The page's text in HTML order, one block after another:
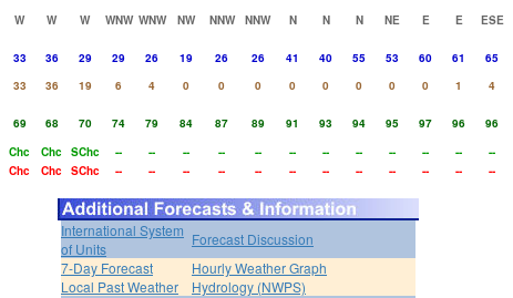
W W W WNW WNW NW NNW NNW N N N NE E E ESE
33 36 29 29 26 19 26 26 41 40 55 53 60 61 65
33 36 19 6 4 0 0 0 0 0 0 0 0 1 4
69 68 70 74 79 84 87 89 91 93 94 95 97 96 96
Chc Chc SChc -- -- -- -- -- -- -- -- -- -- -- --
Chc Chc SChc -- -- -- -- -- -- -- -- -- -- -- --
International System
of Units
Forecast Discussion
7-Day Forecast
Hourly Weather Graph
Local Past Weather
Hydrology (NWPS)